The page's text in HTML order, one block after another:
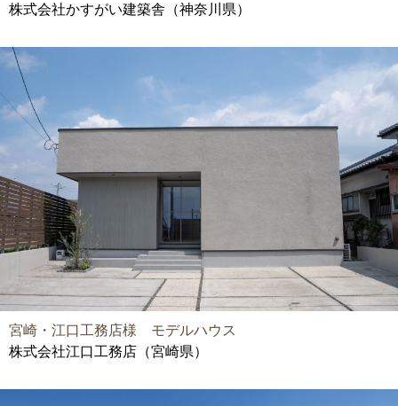
株式会社かすがい建築舎（神奈川県）
宮崎・江口工務店様 モデルハウス
株式会社江口工務店（宮崎県）